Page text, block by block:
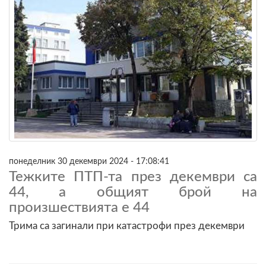
понеделник 30 декември 2024 - 17:08:41
Тежките ПТП-та през декември са
44, а общият брой на
произшествията е 44
Трима са загинали при катастрофи през декември